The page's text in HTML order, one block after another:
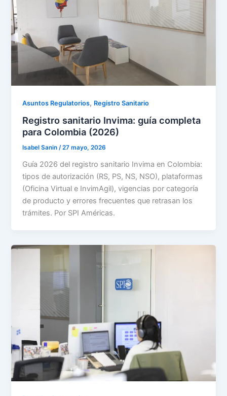
Asuntos Regulatorios, Registro Sanitario
Registro sanitario Invima: guía completa
para Colombia (2026)
Isabel Sanin/27 mayo, 2026
Guía 2026 del registro sanitario Invima en Colombia:
tipos de autorización (RS, PS, NS, NSO), plataformas
(Oficina Virtual e InvimAgil), vigencias por categoría
de producto y errores frecuentes que retrasan los
trámites. Por SPI Américas.